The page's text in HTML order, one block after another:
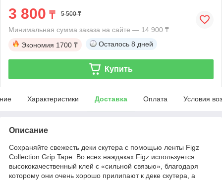
3 800 ₸ 5 500 ₸
Минимальная сумма заказа на сайте — 14 900 ₸
Экономия 1700 ₸ Осталось 8 дней
Купить
Характеристики Доставка Оплата Условия
Описание
Сохраняйте свежесть деки скутера с помощью ленты Figz
Collection Grip Tape. Во всех наждаках Figz используется
высококачественный клей с «сильной связью», благодаря
которому они очень хорошо прилипают к деке скутера, а